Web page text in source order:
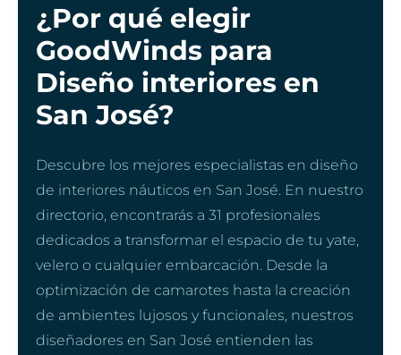
¿Por qué elegir
GoodWinds para
Diseño interiores en
San José?
Descubre los mejores especialistas en diseño
de interiores náuticos en San José. En nuestro
directorio, encontrarás a 31 profesionales
dedicados a transformar el espacio de tu yate,
velero o cualquier embarcación. Desde la
optimización de camarotes hasta la creación
de ambientes lujosos y funcionales, nuestros
diseñadores en San José entienden las